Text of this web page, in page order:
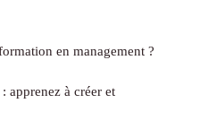
en management ?
apprenez à créer et